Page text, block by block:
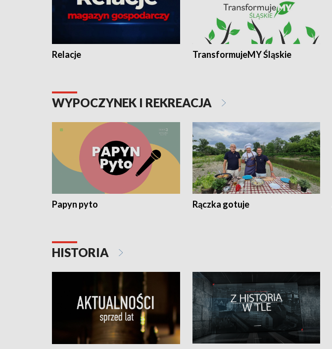
Relacje TransformujeMY Śląskie
WYPOCZYNEK I REKREACJA
Papyn pyto Rączka gotuje
HISTORIA